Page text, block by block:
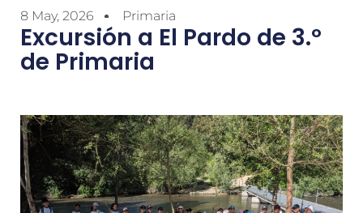
8 May, 2026 Primaria
Excursión a El Pardo de 3.º
de Primaria